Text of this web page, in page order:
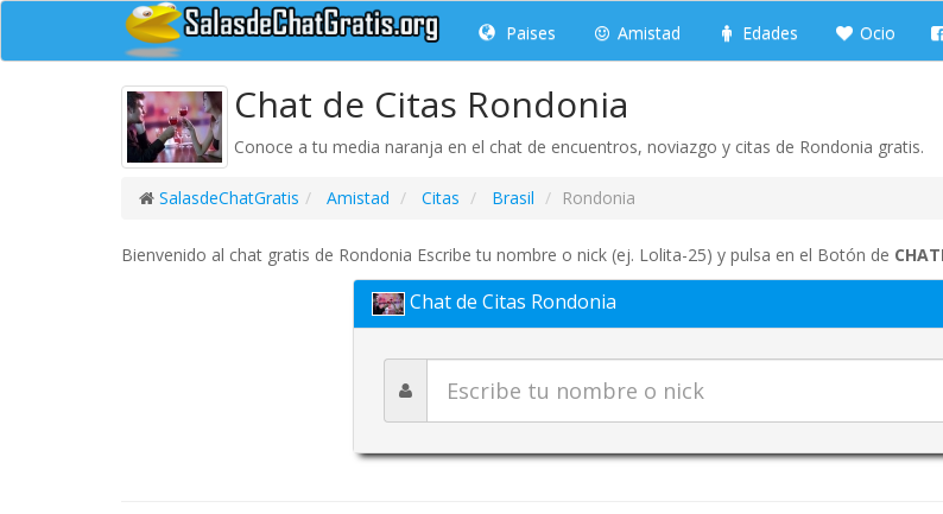
Paises Amistad Edades Ocio
Chat de Citas Rondonia
Conoce a tu media naranja en el chat de encuentros, noviazgo y citas de Rondonia gratis.
SalasdeChatGratis Amistad Citas Brasil Rondonia
Bienvenido al chat gratis de Rondonia Escribe tu nombre o nick (ej. Lolita-25) y pulsa en el Botón de
Chat de Citas Rondonia